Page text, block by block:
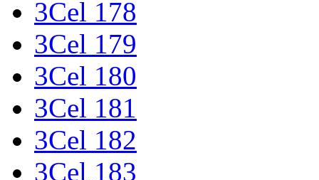
3Cel 178
3Cel 179
3Cel 180
3Cel 181
3Cel 182
3Cel 183